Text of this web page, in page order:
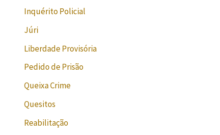
Inquérito Policial
Júri
Liberdade Provisória
Pedido de Prisão
Queixa Crime
Quesitos
Reabilitação